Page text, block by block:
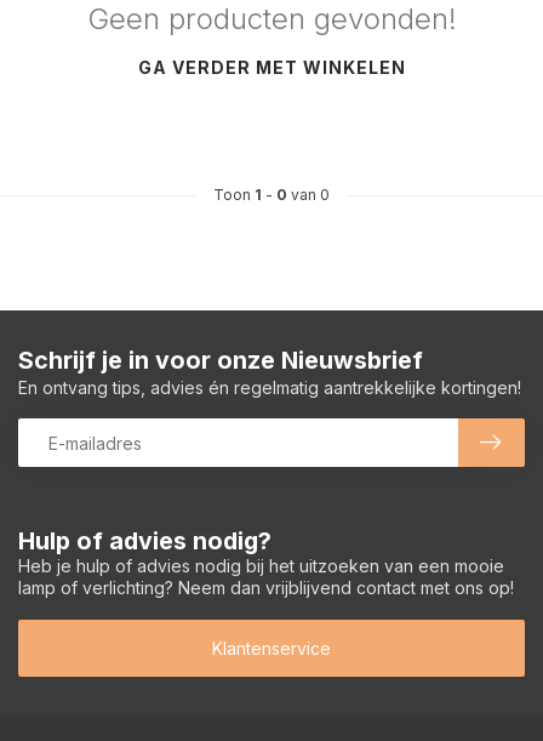
Geen producten gevonden!
GA VERDER MET WINKELEN
Toon 1 - 0 van 0
Hulp of advies nodig?
Heb je hulp of advies nodig bij het uitzoeken van een mooie
lamp of verlichting? Neem dan vrijblijvend contact met ons op!
Klantenservice
Schrijf je in voor onze Nieuwsbrief
En ontvang tips, advies én regelmatig aantrekkelijke kortingen!